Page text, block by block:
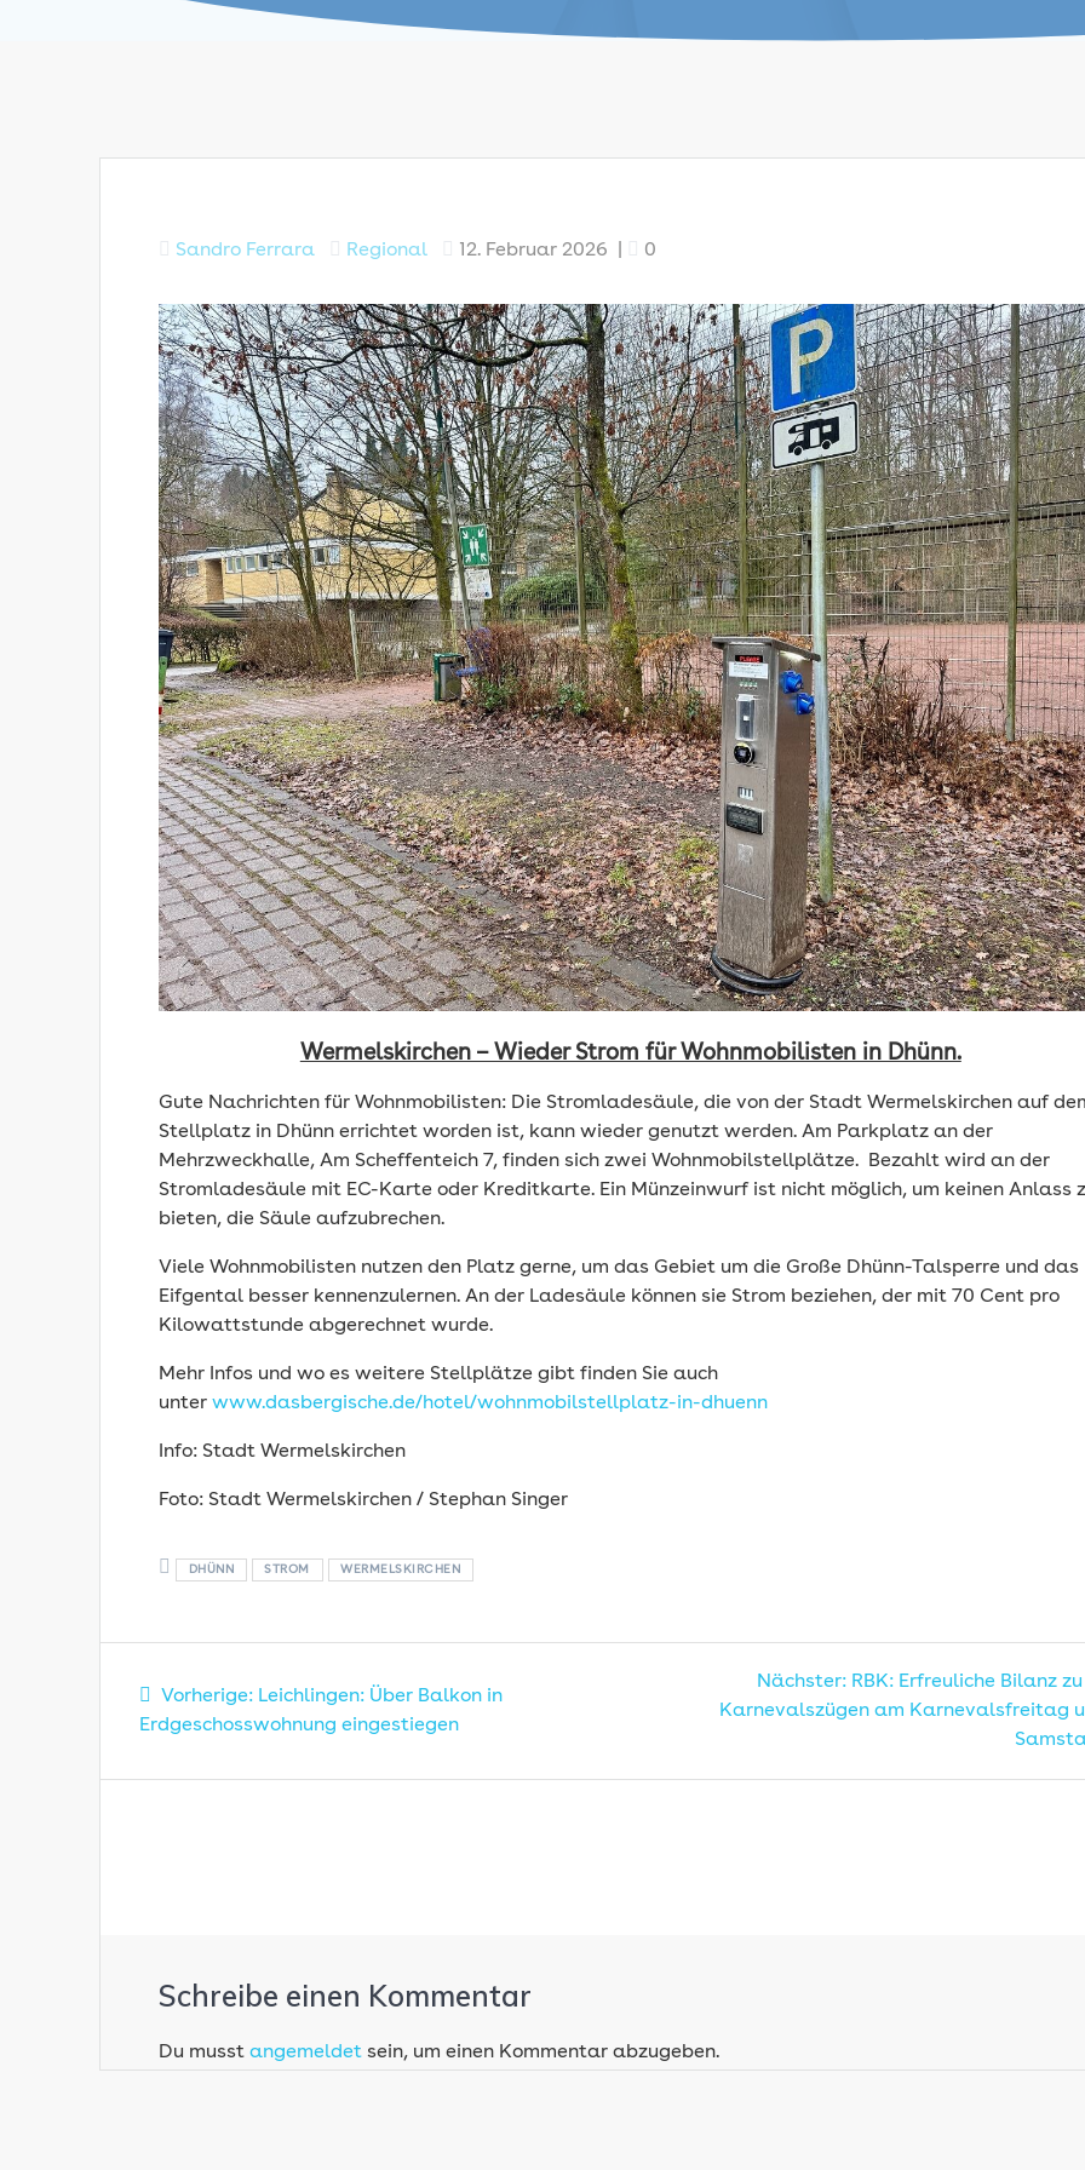
Sandro Ferrara Regional 12. Februar 2026 0
Wermelskirchen – Wieder Strom für Wohnmobilisten in Dhünn.
Gute Nachrichten für Wohnmobilisten: Die Stromladesäule, die von der Stadt Wermelskirchen auf
Stellplatz in Dhünn errichtet worden ist, kann wieder genutzt werden. Am Parkplatz an der
Mehrzweckhalle, Am Scheffenteich 7, finden sich zwei Wohnmobilstellplätze. Bezahlt wird an der
Stromladesäule mit EC-Karte oder Kreditkarte. Ein Münzeinwurf ist nicht möglich, um keinen Anlass
bieten, die Säule aufzubrechen.
Viele Wohnmobilisten nutzen den Platz gerne, um das Gebiet um die Große Dhünn-Talsperre und das
Eifgental besser kennenzulernen. An der Ladesäule können sie Strom beziehen, der mit 70 Cent pro
Kilowattstunde abgerechnet wurde.
Mehr Infos und wo es weitere Stellplätze gibt finden Sie auch
unter www.dasbergische.de/hotel/wohnmobilstellplatz-in-dhuenn
Info: Stadt Wermelskirchen
Foto: Stadt Wermelskirchen / Stephan Singer
DHÜNN STROM WERMELSKIRCHEN
Beitragsnavigation
Vorherige: Vorheriger
Beitrag:
Leichlingen: Über Balkon in
Erdgeschosswohnung eingestiegen
Nächster: Nächster
Beitrag:
RBK: Erfreuliche Bilanz
Karnevalszügen am Karnevalsfreitag
Schreibe einen Kommentar
Du musstangemeldet sein, um einen Kommentar abzugeben.